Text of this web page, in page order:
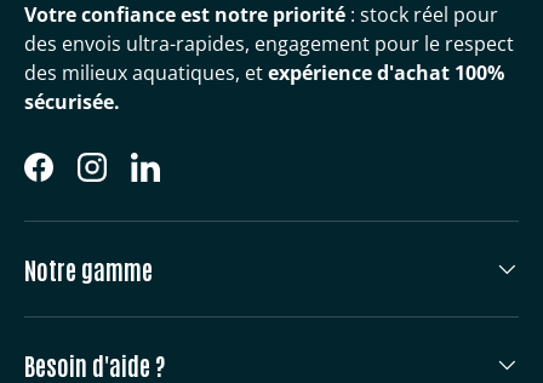
Votre confiance est notre priorité : stock réel pour
des envois ultra-rapides, engagement pour le respect
des milieux aquatiques, etexpérience d'achat 100%
sécurisée.
FacebookInstagramLinkedIn
Notre gamme
Besoin d'aide ?